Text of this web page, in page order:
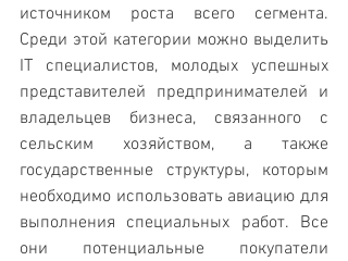
источником роста всего сегмента.
Среди этой категории можно выделить
IT специалистов, молодых успешных
представителей предпринимателей и
владельцев бизнеса, связанного с
сельским хозяйством, а также
государственные структуры, которым
необходимо использовать авиацию для
выполнения специальных работ. Все
они потенциальные покупатели